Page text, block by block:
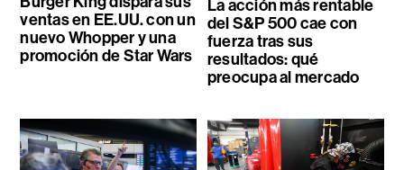
ventas en EE.UU. con un
nuevo Whopper y una
promoción de Star Wars
La acción más rentable
del S&P 500 cae con
fuerza tras sus
resultados: qué
preocupa al mercado